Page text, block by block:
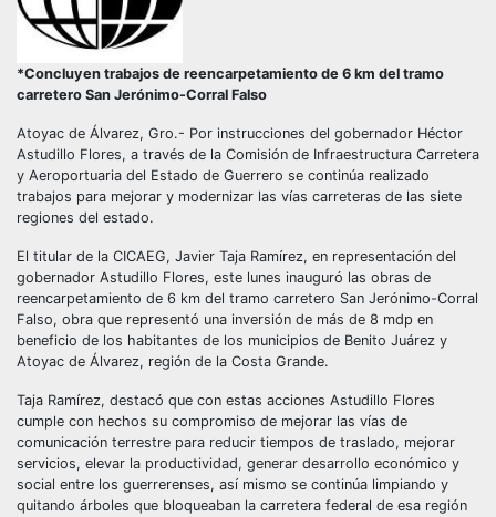
*Concluyen trabajos de reencarpetamiento de 6 km del tramo
carretero San Jerónimo-Corral Falso
Atoyac de Álvarez, Gro.- Por instrucciones del gobernador Héctor
Astudillo Flores, a través de la Comisión de Infraestructura Carretera
y Aeroportuaria del Estado de Guerrero se continúa realizado
trabajos para mejorar y modernizar las vías carreteras de las siete
regiones del estado.
El titular de la CICAEG, Javier Taja Ramírez, en representación del
gobernador Astudillo Flores, este lunes inauguró las obras de
reencarpetamiento de 6 km del tramo carretero San Jerónimo-Corral
Falso, obra que representó una inversión de más de 8 mdp en
beneficio de los habitantes de los municipios de Benito Juárez y
Atoyac de Álvarez, región de la Costa Grande.
Taja Ramírez, destacó que con estas acciones Astudillo Flores
cumple con hechos su compromiso de mejorar las vías de
comunicación terrestre para reducir tiempos de traslado, mejorar
servicios, elevar la productividad, generar desarrollo económico y
social entre los guerrerenses, así mismo se continúa limpiando y
quitando árboles que bloqueaban la carretera federal de esa región